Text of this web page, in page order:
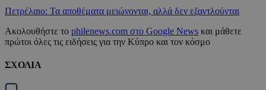
Πετρέλαιο: Τα αποθέματα μειώνονται, αλλά δεν εξαντλούνται
Ακολουθήστε το philenews.com στο Google News και μάθετε
πρώτοι όλες τις ειδήσεις για την Κύπρο και τον κόσμο
ΣΧΟΛΙΑ